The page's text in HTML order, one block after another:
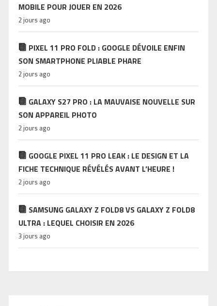
MOBILE POUR JOUER EN 2026
2 jours ago
PIXEL 11 PRO FOLD : GOOGLE DÉVOILE ENFIN
SON SMARTPHONE PLIABLE PHARE
2 jours ago
GALAXY S27 PRO : LA MAUVAISE NOUVELLE SUR
SON APPAREIL PHOTO
2 jours ago
GOOGLE PIXEL 11 PRO LEAK : LE DESIGN ET LA
FICHE TECHNIQUE RÉVÉLÉS AVANT L’HEURE !
2 jours ago
SAMSUNG GALAXY Z FOLD8 VS GALAXY Z FOLD8
ULTRA : LEQUEL CHOISIR EN 2026
3 jours ago